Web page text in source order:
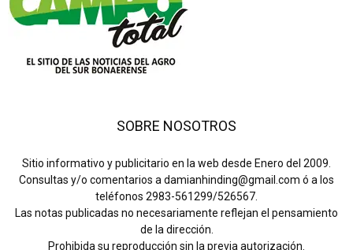
SOBRE NOSOTROS
Sitio informativo y publicitario en la web desde Enero del 2009.
Consultas y/o comentarios a damianhinding@gmail.com ó a los
teléfonos 2983-561299/526567.
Las notas publicadas no necesariamente reflejan el pensamiento
de la dirección.
Prohibida su reproducción sin la previa autorización.